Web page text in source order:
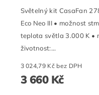
Světelný kit CasaFan
Eco Neo III • možnost
teplota světla 3.000 K •
životnost:...
3 024,79 Kč bez DPH
3 660 Kč